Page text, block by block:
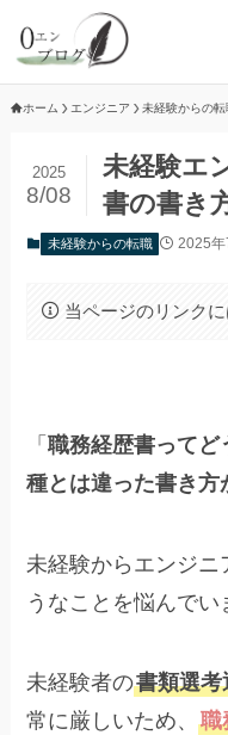
ホーム エンジニア 未経験からの転
未経験エ
書の書き
2025
8/08
未経験からの転職 2025年
当ページのリンク
「職務経歴書ってど
種とは違った書き方
未経験からエンジニ
うなことを悩んでい
未経験者の書類選
常に厳しいため、職